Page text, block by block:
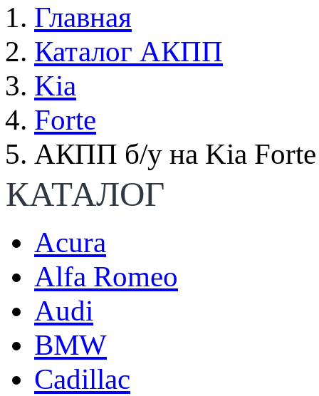
Главная
Каталог АКПП
Kia
Forte
АКПП б/у на Kia Forte
КАТАЛОГ
Acura
Alfa Romeo
Audi
BMW
Cadillac